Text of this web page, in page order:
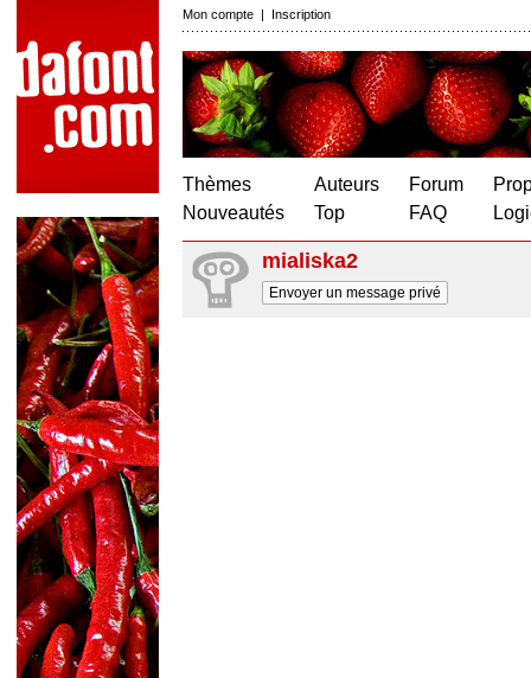
Mon compte | Inscription
Thèmes
Nouveautés
Auteurs
Top
Forum
FAQ
mialiska2
Envoyer un message privé